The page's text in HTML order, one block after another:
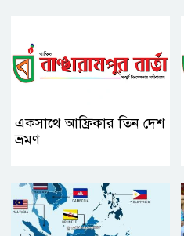
একসাথে আফ্রিকার তিন দেশ
ভ্রমণ